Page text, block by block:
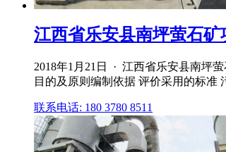
江西省乐安县南坪萤石矿
2018年1月21日 · 江西省乐安县南坪
目的及原则编制依据 评价采用的标准
联系电话: 180 3780 8511